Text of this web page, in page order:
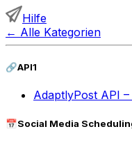
Hilfe
← Alle Kategorien
🔗API1
AdaptlyPost API
📅Social Media